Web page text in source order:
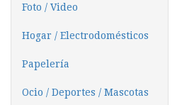
Foto / Video
Hogar / Electrodomésticos
Papelería
Ocio / Deportes / Mascotas